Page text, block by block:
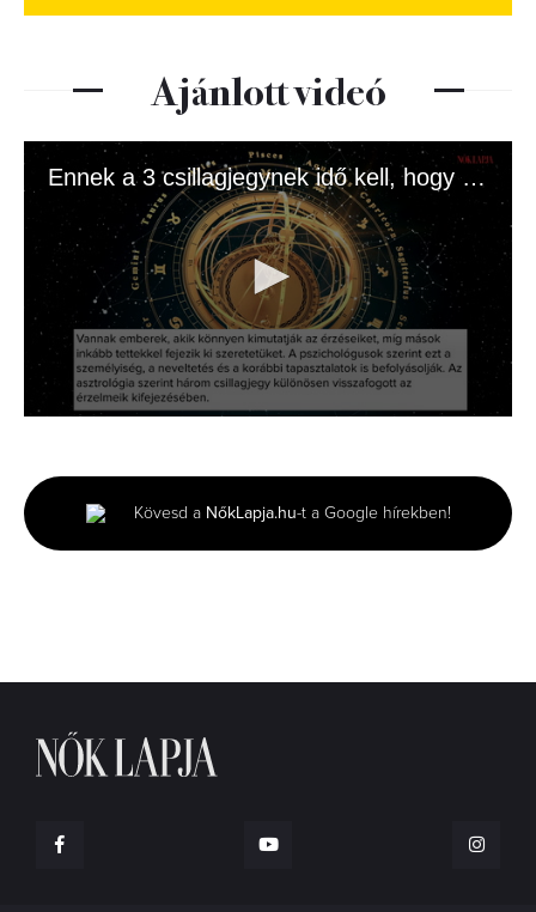
Ajánlott videó
Ennek a 3 csillagjegynek idő kell, hogy megnyíljon
minute,
15
seconds
Kövesd a NőkLapja.hu-t a Google hírekben!